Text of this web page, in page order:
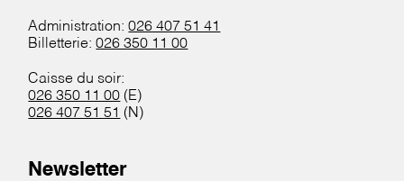
Administration:026 407 51 41
Billetterie:026 350 11 00
Caisse du soir:
026 350 11 00 (E)
026 407 51 51 (N)
Newsletter